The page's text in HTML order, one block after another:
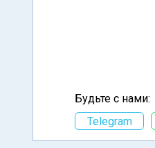
Будьте с нами:
Telegram